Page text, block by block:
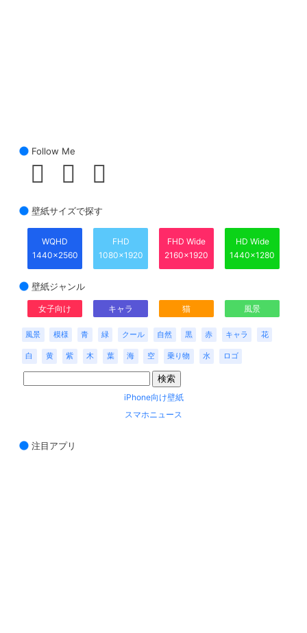
Follow Me
壁紙サイズで探す
WQHD
1440x2560
FHD
1080x1920
FHD Wide
2160x1920
HD Wide
1440x1280
壁紙ジャンル
女子向け キャラ 猫 風景
風景 模様 青 緑 クール 自然 黒 赤 キャラ 花
白 黄 紫 木 葉 海 空 乗り物 水 ロゴ
iPhone向け壁紙
スマホニュース
注目アプリ